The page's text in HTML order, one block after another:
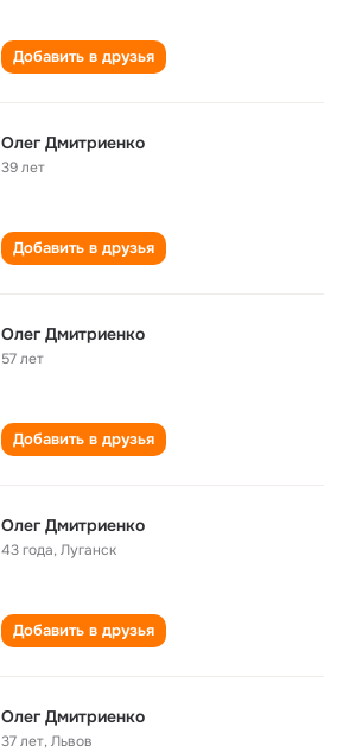
Добавить в друзья
Олег Дмитриенко
39 лет
Добавить в друзья
Олег Дмитриенко
57 лет
Добавить в друзья
Олег Дмитриенко
43 года,Луганск
Добавить в друзья
Олег Дмитриенко
37 лет,Львов